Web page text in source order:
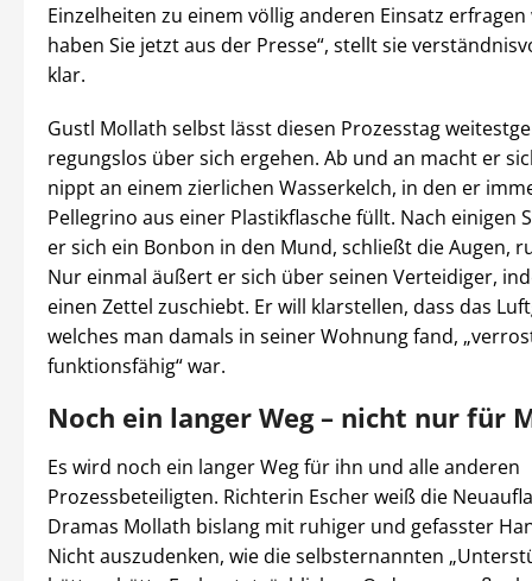
Einzelheiten zu einem völlig anderen Einsatz erfragen
haben Sie jetzt aus der Presse“, stellt sie
klar.
Gustl Mollath selbst lässt diesen Prozesstag
regungslos über sich ergehen. Ab und an macht er
nippt an einem zierlichen Wasserkelch, in den er
Pellegrino aus einer Plastikflasche füllt. Nach einigen
er sich ein Bonbon in den Mund, schließt die Augen,
Nur einmal äußert er sich über seinen Verteidiger,
einen Zettel zuschiebt. Er will klarstellen, dass das
welches man damals in seiner Wohnung fand,
funktionsfähig“ war.
Noch ein langer Weg – nicht nur für
Es wird noch ein langer Weg für ihn und alle anderen
Prozessbeteiligten. Richterin Escher weiß die
Dramas Mollath bislang mit ruhiger und gefasster
Nicht auszudenken, wie die selbsternannten